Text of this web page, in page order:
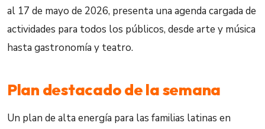
al 17 de mayo de 2026, presenta una agenda cargada de
actividades para todos los públicos, desde arte y música
hasta gastronomía y teatro.
Plan destacado de la semana
Un plan de alta energía para las familias latinas en